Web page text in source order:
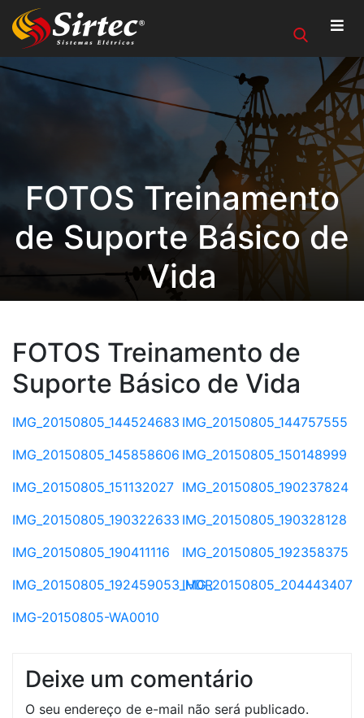
FOTOS Treinamento
de Suporte Básico de
Vida
FOTOS Treinamento de
Suporte Básico de Vida
IMG_20150805_144524683 IMG_20150805_144757555
IMG_20150805_145858606 IMG_20150805_150148999
IMG_20150805_151132027 IMG_20150805_190237824
IMG_20150805_190322633 IMG_20150805_190328128
IMG_20150805_190411116
IMG_20150805_192358375
IMG_20150805_192459053_HDRIMG_20150805_204443407
IMG-20150805-WA0010
Deixe um comentário
O seu endereço de e-mail não será publicado.